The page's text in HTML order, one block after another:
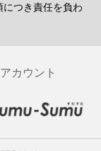
つき責任を負わ
カウント